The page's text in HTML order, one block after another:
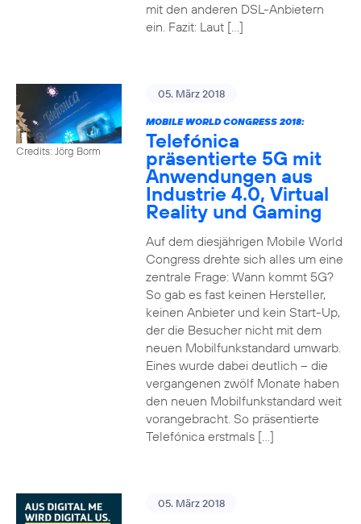
mit den anderen DSL-Anbietern
ein. Fazit: Laut […]
Credits: Jörg Borm
05. März 2018
MOBILE WORLD CONGRESS 2018:
Telefónica
präsentierte 5G mit
Anwendungen aus
Industrie 4.0, Virtual
Reality und Gaming
Auf dem diesjährigen Mobile World
Congress drehte sich alles um eine
zentrale Frage: Wann kommt 5G?
So gab es fast keinen Hersteller,
keinen Anbieter und kein Start-Up,
der die Besucher nicht mit dem
neuen Mobilfunkstandard umwarb.
Eines wurde dabei deutlich – die
vergangenen zwölf Monate haben
den neuen Mobilfunkstandard weit
vorangebracht. So präsentierte
Telefónica erstmals […]
05. März 2018